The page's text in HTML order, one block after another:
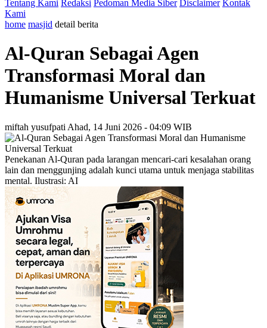
Tentang Kami Redaksi Pedoman Media Siber Disclaimer Kontak
Kami
home masjid detail berita
Al-Quran Sebagai Agen
Transformasi Moral dan
Humanisme Universal Terkuat
miftah yusufpati Ahad, 14 Juni 2026 - 04:09 WIB
Penekanan Al-Quran pada larangan mencari-cari kesalahan orang
lain dan menggunjing adalah kunci utama untuk menjaga stabilitas
mental. Ilustrasi: AI